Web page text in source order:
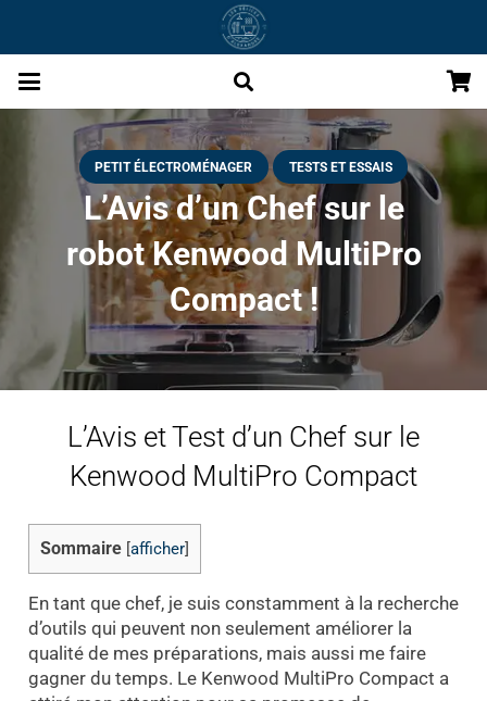
PETIT ÉLECTROMÉNAGER TESTS ET ESSAIS
L’Avis d’un Chef sur le
robot Kenwood MultiPro
Compact !
L’Avis et Test d’un Chef sur le
Kenwood MultiPro Compact
Sommaire afficher]
En tant que chef, je suis constamment à la recherche
d’outils qui peuvent non seulement améliorer la
qualité de mes préparations, mais aussi me faire
gagner du temps. Le Kenwood MultiPro Compact a